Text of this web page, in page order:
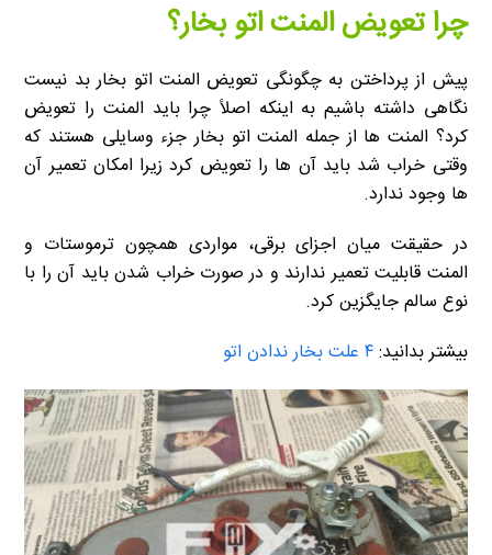
چرا تعویض المنت اتو بخار؟
پیش از پرداختن به چگونگی تعویض المنت اتو بخار بد نیست
نگاهی داشته باشیم به اینکه اصلاً چرا باید المنت را تعویض
کرد؟ المنت ها از جمله المنت اتو بخار جزء وسایلی هستند که
وقتی خراب شد باید آن ها را تعویض کرد زیرا امکان تعمیر آن
ها وجود ندارد.
در حقیقت میان اجزای برقی، مواردی همچون ترموستات و
المنت قابلیت تعمیر ندارند و در صورت خراب شدن باید آن را با
نوع سالم جایگزین کرد.
بیشتر بدانید:۴ علت بخار ندادن اتو